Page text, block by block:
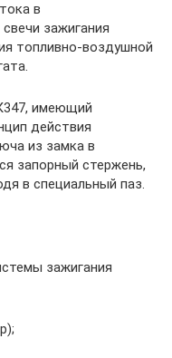
в
зажигания
топливно-воздушной
имеющий
действия
из замка в
запорный стержень,
в специальный паз.
зажигания